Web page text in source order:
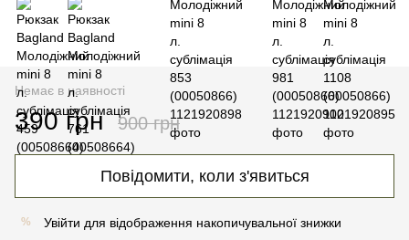
Немає в наявності
390 грн 900 грн
Повідомити, коли з'явиться
% Увійти для відображення накопичувальної знижки